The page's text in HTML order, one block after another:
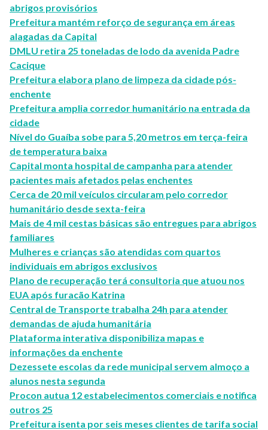
abrigos provisórios
Prefeitura mantém reforço de segurança em áreas
alagadas da Capital
DMLU retira 25 toneladas de lodo da avenida Padre
Cacique
Prefeitura elabora plano de limpeza da cidade pós-
enchente
Prefeitura amplia corredor humanitário na entrada da
cidade
Nível do Guaíba sobe para 5,20 metros em terça-feira
de temperatura baixa
Capital monta hospital de campanha para atender
pacientes mais afetados pelas enchentes
Cerca de 20 mil veículos circularam pelo corredor
humanitário desde sexta-feira
Mais de 4 mil cestas básicas são entregues para abrigos
familiares
Mulheres e crianças são atendidas com quartos
individuais em abrigos exclusivos
Plano de recuperação terá consultoria que atuou nos
EUA após furacão Katrina
Central de Transporte trabalha 24h para atender
demandas de ajuda humanitária
Plataforma interativa disponibiliza mapas e
informações da enchente
Dezessete escolas da rede municipal servem almoço a
alunos nesta segunda
Procon autua 12 estabelecimentos comerciais e notifica
outros 25
Prefeitura isenta por seis meses clientes de tarifa social